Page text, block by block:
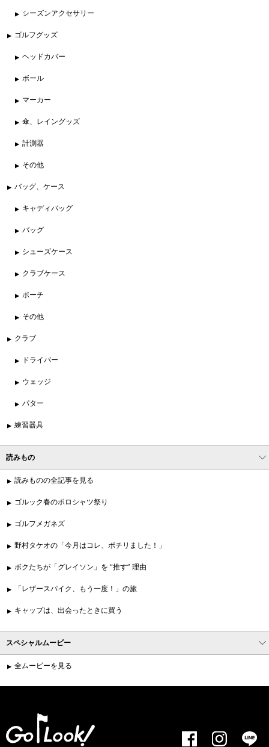
シーズンアクセサリー
ゴルフグッズ
ヘッドカバー
ボール
マーカー
傘、レイングッズ
計測器
その他
バッグ、ケース
キャディバッグ
バッグ
シューズケース
クラブケース
ポーチ
その他
クラブ
ドライバー
ウェッジ
パター
練習器具
読みもの
読みものの全記事を見る
ゴルック春のポロシャツ祭り
ゴルフメガネズ
野村タケオの「今月はコレ、ポチリました！」
ボクたちが「グレイソン」を “推す” 理由
「レザースパイク、もう一度！」の旅
キャップは、出会ったときに買う
スペシャルムービー
全ムービーを見る